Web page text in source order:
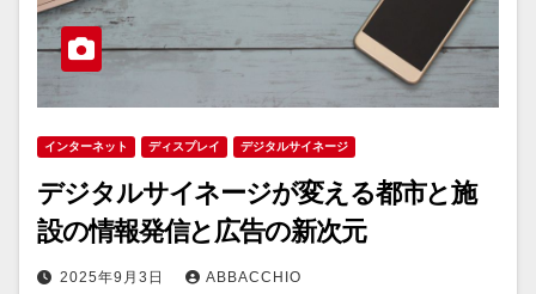
インターネット ディスプレイ デジタルサイネージ
デジタルサイネージが変える都市と施
設の情報発信と広告の新次元
2025年9月3日 ABBACCHIO